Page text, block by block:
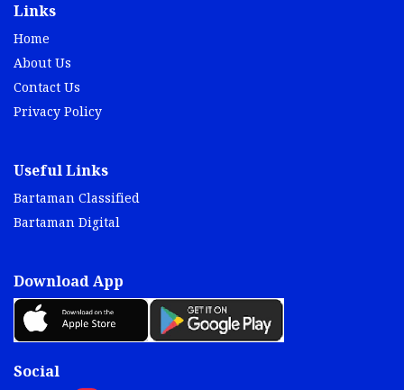
Links
Home
About Us
Contact Us
Privacy Policy
Useful Links
Bartaman Classified
Bartaman Digital
Download App
Social